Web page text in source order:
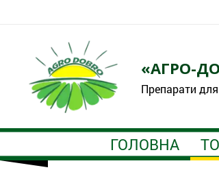
«АГРО-
Препарати
ГОЛОВНА